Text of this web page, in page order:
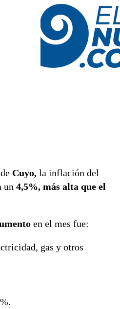
Cuyo, la inflación del
un 4,5%, más alta que el
en el mes fue:
gas y otros